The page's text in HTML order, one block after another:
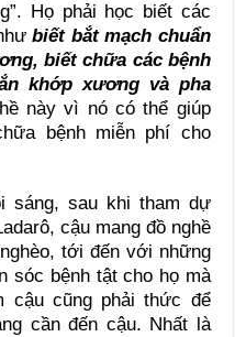
Họ phải học biết các
biết bắt mạch chuẩn
biết chữa các bệnh
khớp xương và pha
này vì nó có thể giúp
bệnh miễn phí cho
sáng, sau khi tham dự
cậu mang đồ nghề
tới đến với những
sóc bệnh tật cho họ mà
cậu cũng phải thức để
cần đến cậu. Nhất là